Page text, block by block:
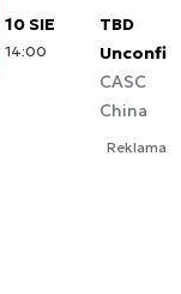
10 SIE
14:00
TBD
CASC
China
Reklama